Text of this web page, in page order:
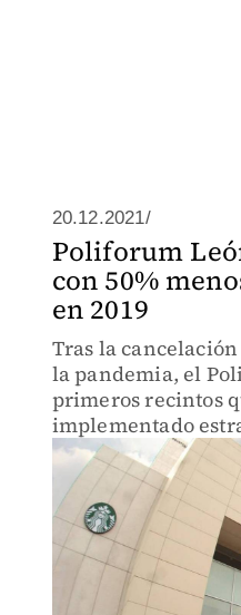
20.12.2021/
Poliforum
con 50%
en 2019
Tras la
la pandemia, el
primeros recintos
implementado
evitar contagios.